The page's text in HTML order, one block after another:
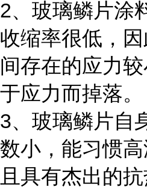
2、玻璃鳞片涂
收缩率很低，
间存在的应力
于应力而掉落。
3、玻璃鳞片自
数小，能习惯高
且具有杰出的抗